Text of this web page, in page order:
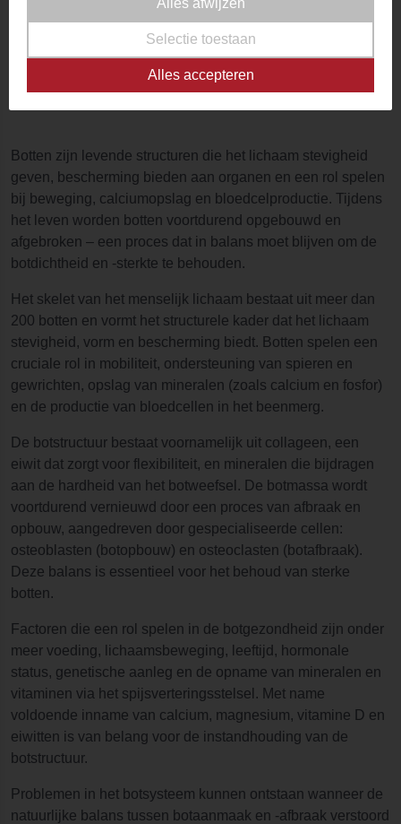
gezondheidsclaims is vastgelegd volgens de Europese
wetgeving. We zijn ons ervan bewust dat er meer kruiden
bestaan die traditioneel in verband worden gebracht met
deze toepassing, maar deze mogen wij wettelijk niet
Botten zijn levende structuren die het lichaam stevigheid
geven, bescherming bieden aan organen en een rol spelen
bij beweging, calciumopslag en bloedcelproductie. Tijdens
het leven worden botten voortdurend opgebouwd en
afgebroken – een proces dat in balans moet blijven om de
botdichtheid en -sterkte te behouden.
Het skelet van het menselijk lichaam bestaat uit meer dan
200 botten en vormt het structurele kader dat het lichaam
stevigheid, vorm en bescherming biedt. Botten spelen een
cruciale rol in mobiliteit, ondersteuning van spieren en
gewrichten, opslag van mineralen (zoals calcium en fosfor)
en de productie van bloedcellen in het beenmerg.
De botstructuur bestaat voornamelijk uit collageen, een
eiwit dat zorgt voor flexibiliteit, en mineralen die bijdragen
aan de hardheid van het botweefsel. De botmassa wordt
voortdurend vernieuwd door een proces van afbraak en
opbouw, aangedreven door gespecialiseerde cellen:
osteoblasten (botopbouw) en osteoclasten (botafbraak).
Deze balans is essentieel voor het behoud van sterke
botten.
Factoren die een rol spelen in de botgezondheid zijn onder
meer voeding, lichaamsbeweging, leeftijd, hormonale
status, genetische aanleg en de opname van mineralen en
vitaminen via het spijsverteringsstelsel. Met name
voldoende inname van calcium, magnesium, vitamine D en
eiwitten is van belang voor de instandhouding van de
botstructuur.
Problemen in het botsysteem kunnen ontstaan wanneer de
natuurlijke balans tussen botaanmaak en -afbraak verstoord
Selectie toestaan
Alles accepteren